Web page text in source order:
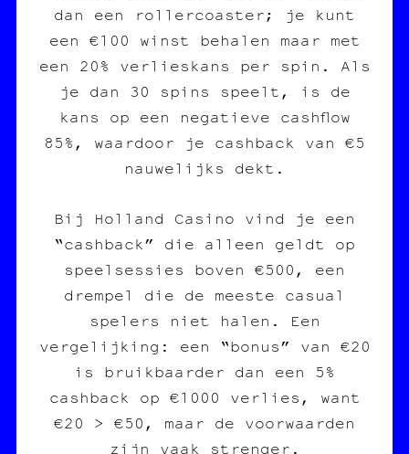
dan een rollercoaster; je kunt
een €100 winst behalen maar met
een 20% verlieskans per spin. Als
je dan 30 spins speelt, is de
kans op een negatieve cashflow
85%, waardoor je cashback van €5
nauwelijks dekt.
Bij Holland Casino vind je een
“cashback” die alleen geldt op
speelsessies boven €500, een
drempel die de meeste casual
spelers niet halen. Een
vergelijking: een “bonus” van €20
is bruikbaarder dan een 5%
cashback op €1000 verlies, want
€20 > €50, maar de voorwaarden
zijn vaak strenger.